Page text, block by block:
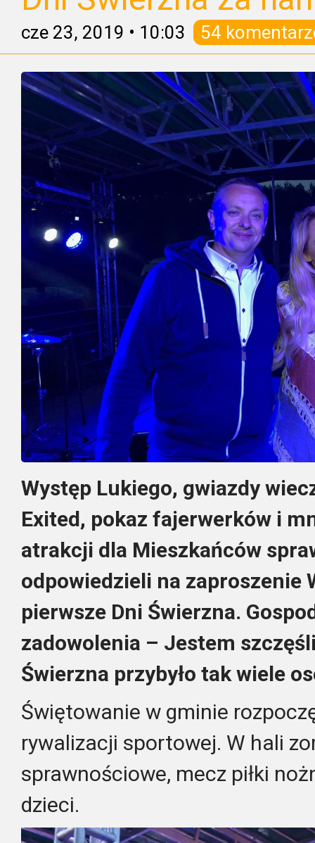
cze 23, 2019 • 10:03 54
Występ Lukiego, gwiazdy
Exited, pokaz fajerwerków i
atrakcji dla Mieszkańców
odpowiedzieli na zaproszenie
pierwsze Dni Świerzna.
zadowolenia – Jestem
Świerzna przybyło tak wiele
Świętowanie w gminie
rywalizacji sportowej. W hali
sprawnościowe, mecz piłki
dzieci.
Odtwarzacz